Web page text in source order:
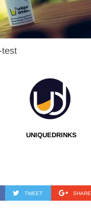
test
UNIQUEDRINKS
TWEET SHARE